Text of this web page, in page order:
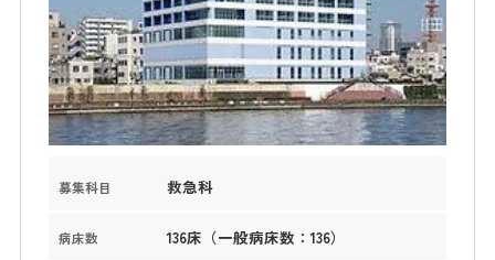
募集科目 救急科
病床数 136床（一般病床数：136）